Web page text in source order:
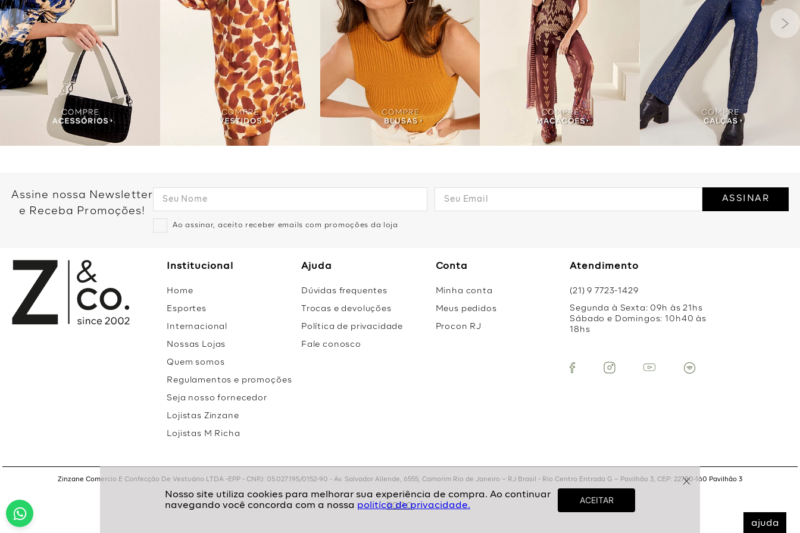
ajuda
politíca de privacidade.
Assine nossa Newsletter
e Receba Promoções!
Ao assinar, aceito receber emails com promoções da loja
ASSINAR
Institucional
Home
Esportes
Internacional
Nossas Lojas
Quem somos
Regulamentos e promoções
Seja nosso fornecedor
Lojistas Zinzane
Lojistas M Richa
Ajuda
Dúvidas frequentes
Trocas e devoluções
Política de privacidade
Fale conosco
Conta
Minha conta
Meus pedidos
Procon RJ
Atendimento
(21) 9 7723-1429
Segunda à Sexta: 09h às 21hs
Sábado e Domingos: 10h40 às
18hs
Zinzane Comercio E Confecção De Vestuário LTDA -EPP - CNPJ: 05.027.195/0152-90 - Av. Salvador Allende, 6555, Camorim Rio de Janeiro – RJ Brasil - Rio Centro Entrada G – Pavilhão 3, CEP: 22780-160 Pavilhão 3
TOPO